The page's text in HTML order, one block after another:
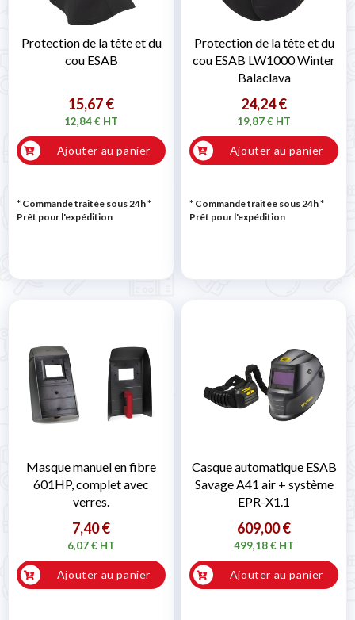
Protection de la tête et du
cou ESAB
15,67 €
12,84 € HT
Ajouter au panier
* Commande traitée sous 24h*
Prêt pour l'expédition
Protection de la tête et du
cou ESAB LW1000 Winter
Balaclava
24,24 €
19,87 € HT
Ajouter au panier
* Commande traitée sous 24h*
Prêt pour l'expédition
Masque manuel en fibre
601HP, complet avec
verres.
7,40 €
6,07 € HT
Ajouter au panier
Casque automatique ESAB
Savage A41 air + système
EPR-X1.1
609,00 €
499,18 € HT
Ajouter au panier